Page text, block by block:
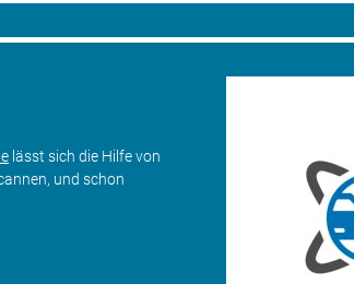
lässt sich die Hilfe von
und schon